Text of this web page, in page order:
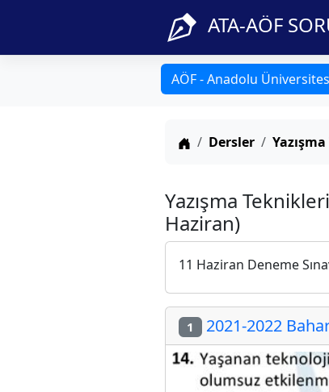
ATA-AÖF
AÖF - Anadolu
Anasayfa
Dersler
Yazışma
Haziran)
11 Haziran Deneme
1 2021-2022